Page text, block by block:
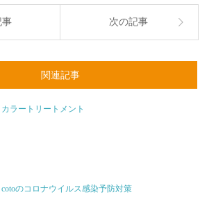
事 次の記事
関連記事
カラートリートメント
cotoのコロナウイルス感染予防対策